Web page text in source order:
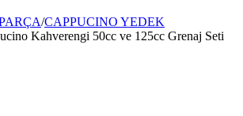
/CAPPUCINO YEDEK
Kahverengi 50cc ve 125cc Grenaj Seti